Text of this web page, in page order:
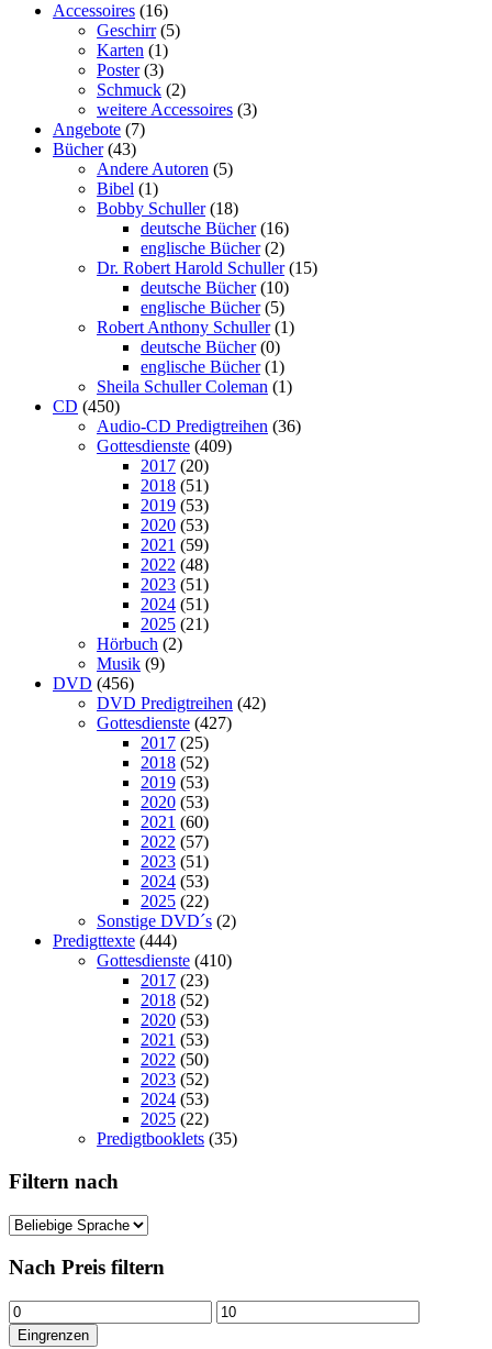
Accessoires (16)
Geschirr (5)
Karten (1)
Poster (3)
Schmuck (2)
weitere Accessoires (3)
Angebote (7)
Bücher (43)
Andere Autoren (5)
Bibel (1)
Bobby Schuller (18)
deutsche Bücher (16)
englische Bücher (2)
Dr. Robert Harold Schuller (15)
deutsche Bücher (10)
englische Bücher (5)
Robert Anthony Schuller (1)
deutsche Bücher (0)
englische Bücher (1)
Sheila Schuller Coleman (1)
CD (450)
Audio-CD Predigtreihen (36)
Gottesdienste (409)
2017 (20)
2018 (51)
2019 (53)
2020 (53)
2021 (59)
2022 (48)
2023 (51)
2024 (51)
2025 (21)
Hörbuch (2)
Musik (9)
DVD (456)
DVD Predigtreihen (42)
Gottesdienste (427)
2017 (25)
2018 (52)
2019 (53)
2020 (53)
2021 (60)
2022 (57)
2023 (51)
2024 (53)
2025 (22)
Sonstige DVD´s (2)
Predigttexte (444)
Gottesdienste (410)
2017 (23)
2018 (52)
2020 (53)
2021 (53)
2022 (50)
2023 (52)
2024 (53)
2025 (22)
Predigtbooklets (35)
Filtern nach
Nach Preis filtern
Min.
Preis
Max.
Preis
Eingrenzen